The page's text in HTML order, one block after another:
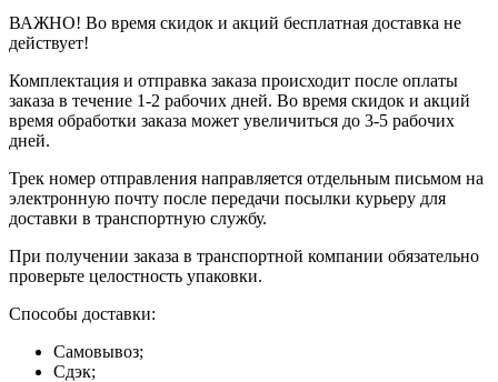
ВАЖНО! Во время скидок и акций бесплатная доставка не
действует!
Комплектация и отправка заказа происходит после оплаты
заказа в течение 1-2 рабочих дней. Во время скидок и акций
время обработки заказа может увеличиться до 3-5 рабочих
дней.
Трек номер отправления направляется отдельным письмом на
электронную почту после передачи посылки курьеру для
доставки в транспортную службу.
При получении заказа в транспортной компании обязательно
проверьте целостность упаковки.
Способы доставки:
Самовывоз;
Сдэк;